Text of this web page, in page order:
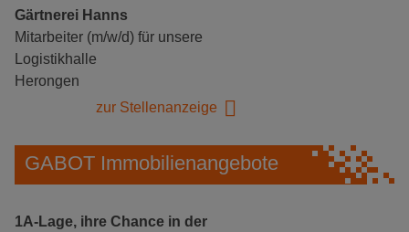
Gärtnerei Hanns
Mitarbeiter (m/w/d) für unsere
Logistikhalle
Herongen
zur Stellenanzeige
GABOT Immobilienangebote
1A-Lage, ihre Chance in der